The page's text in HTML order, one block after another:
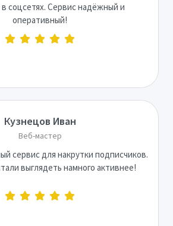
в соцсетях. Сервис надёжный и
оперативный!
Кузнецов Иван
Веб-мастер
сервис для накрутки подписчиков.
выглядеть намного активнее!